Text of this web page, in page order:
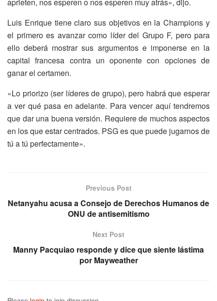
aprieten, nos esperen o nos esperen muy atrás», dijo.
Luis Enrique tiene claro sus objetivos en la Champions y
el primero es avanzar como líder del Grupo F, pero para
ello deberá mostrar sus argumentos e imponerse en la
capital francesa contra un oponente con opciones de
ganar el certamen.
«Lo priorizo (ser líderes de grupo), pero habrá que esperar
a ver qué pasa en adelante. Para vencer aquí tendremos
que dar una buena versión. Requiere de muchos aspectos
en los que estar centrados. PSG es que puede jugarnos de
tú a tú perfectamente».
Previous Post
Netanyahu acusa a Consejo de Derechos Humanos de
ONU de antisemitismo
Next Post
Manny Pacquiao responde y dice que siente lástima
por Mayweather